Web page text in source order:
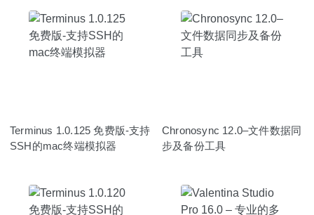
Terminus 1.0.125 免费版-支持
SSH的mac终端模拟器
Chronosync 12.0–文件数据同
步及备份工具